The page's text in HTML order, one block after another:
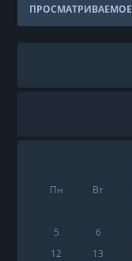
ПРОСМАТРИВАЕМОЕ
Пн Вт
5
6
12
13